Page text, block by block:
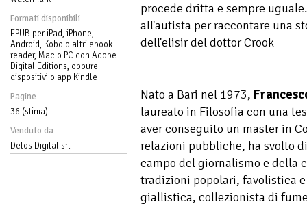
Formati disponibili
EPUB per iPad, iPhone,
Android, Kobo o altri ebook
reader, Mac o PC con Adobe
Digital Editions, oppure
dispositivi o app Kindle
Pagine
36 (stima)
Venduto da
Delos Digital srl
procede dritta e sempre
all'autista per raccontare una
dell'elisir del dottor Crook
Nato a Bari nel 1973,
laureato in Filosofia con una
aver conseguito un master in
relazioni pubbliche, ha svolto
campo del giornalismo e della
tradizioni popolari, favolistica
giallistica, collezionista di